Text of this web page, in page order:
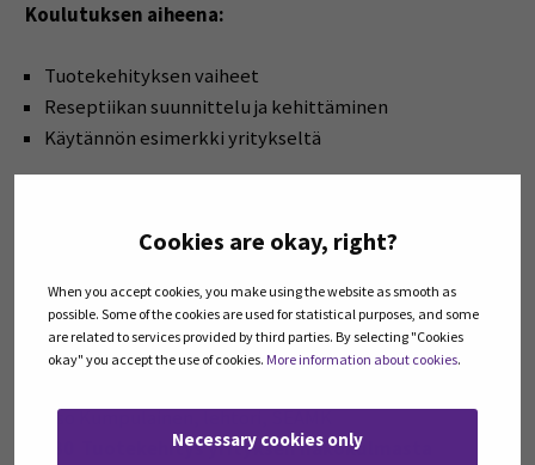
Cookies are okay, right?
When you accept cookies, you make using the website as smooth as
possible. Some of the cookies are used for statistical purposes, and some
are related to services provided by third parties. By selecting "Cookies
okay" you accept the use of cookies. More information about cookies.
Necessary cookies only
Koulutuksen aiheena:
Tuotekehityksen vaiheet
Reseptiikan suunnittelu ja kehittäminen
Käytännön esimerkki yritykseltä
9:00 Tervetuloa
9:05 Tuotekehityksen vaiheet
Juuso Kumpulainen, lehtori, SEAMK
10:15 Tauko
Juuso Kumpulainen, lehtori, SEAMK
11:30 Tuotekehitys yrityksen näkökulmasta